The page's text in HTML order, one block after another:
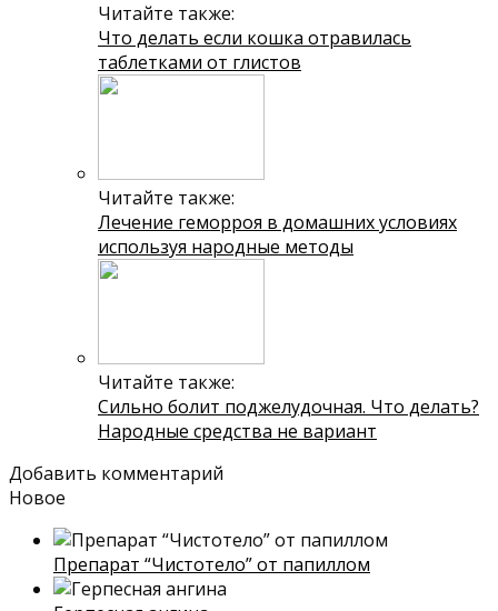
Читайте также:
Что делать если кошка отравилась
таблетками от глистов
Читайте также:
Лечение геморроя в домашних условиях
используя народные методы
Читайте также:
Сильно болит поджелудочная. Что делать?
Народные средства не вариант
Добавить комментарий
Новое
Препарат “Чистотело” от папиллом